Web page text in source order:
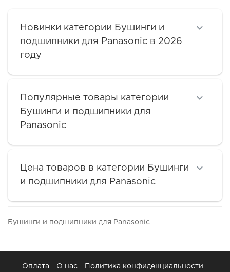
Новинки категории Бушинги и
подшипники для Panasonic в 2026
году
Популярные товары категории
Бушинги и подшипники для
Panasonic
Цена товаров в категории Бушинги
и подшипники для Panasonic
Бушинги и подшипники для Panasonic
Оплата О нас Политика конфиденциальности